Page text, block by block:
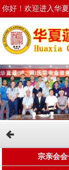
你好！欢迎进入华
星期五
宗亲会会